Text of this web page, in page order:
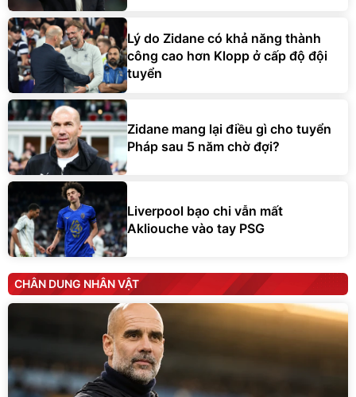
Lý do Zidane có khả năng thành
công cao hơn Klopp ở cấp độ đội
tuyển
Zidane mang lại điều gì cho tuyển
Pháp sau 5 năm chờ đợi?
Liverpool bạo chi vẫn mất
Akliouche vào tay PSG
CHÂN DUNG NHÂN VẬT